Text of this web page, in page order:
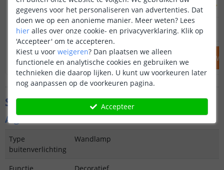
215 reviews )
OP VOORRAAD 39,95
IN WINKELWAGEN
OP VOORRAAD
IN
Specificaties
Algemene kenmerken
Type
buitenverlichting
Wandlamp
gegevens voor het personaliseren van advertenties. Dat
doen we op een anonieme manier. Meer weten? Lees
hier alles over onze cookie- en privacyverklaring. Klik op
'Accepteer' om te accepteren.
Kiest u voor weigeren? Dan plaatsen we alleen
functionele en analytische cookies en gebruiken we
technieken die daarop lijken. U kunt uw voorkeuren later
nog aanpassen op de voorkeuren pagina.
Accepteer